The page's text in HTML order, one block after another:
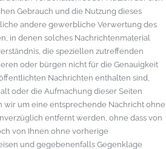
Gebrauch und die Nutzung dieses
andere gewerbliche Verwertung des
in denen solches Nachrichtenmaterial
die speziellen zutreffenden
oder bürgen nicht für die Genauigkeit
Nachrichten enthalten sind,
oder die Aufmachung dieser Seiten
wir um eine entsprechende Nachricht ohne
entfernt werden, ohne dass von
von Ihnen ohne vorherige
und gegebenenfalls Gegenklage